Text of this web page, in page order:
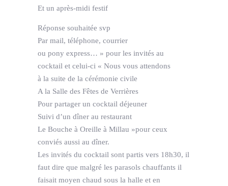
Et un après-midi festif
Réponse souhaitée svp
Par mail, téléphone, courrier
ou pony express… » pour les invités au
cocktail et celui-ci « Nous vous attendons
à la suite de la cérémonie civile
A la Salle des Fêtes de Verrières
Pour partager un cocktail déjeuner
Suivi d’un dîner au restaurant
Le Bouche à Oreille à Millau »pour ceux
conviés aussi au dîner.
Les invités du cocktail sont partis vers 18h30, il
faut dire que malgré les parasols chauffants il
faisait moyen chaud sous la halle et en